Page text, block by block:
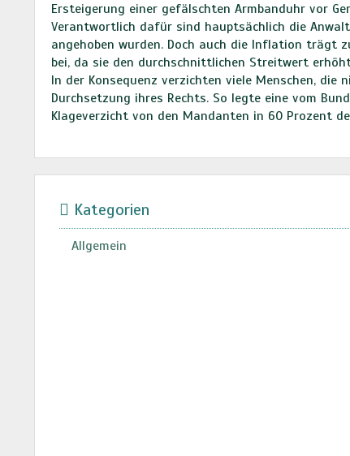
Ersteigerung einer gefälschten Armbanduhr vor
Verantwortlich dafür sind hauptsächlich die
angehoben wurden. Doch auch die Inflation trägt
bei, da sie den durchschnittlichen Streitwert
In der Konsequenz verzichten viele Menschen,
Durchsetzung ihres Rechts. So legte eine vom
Klageverzicht von den Mandanten in 60 Prozent
Kategorien
Allgemein